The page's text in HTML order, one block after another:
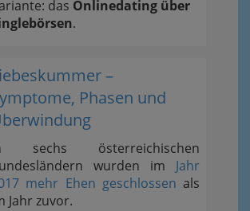
das Onlinedating über
.
–
Phasen und
sechs österreichischen
wurden im Jahr
mehr Ehen geschlossen als
Jahr zuvor.